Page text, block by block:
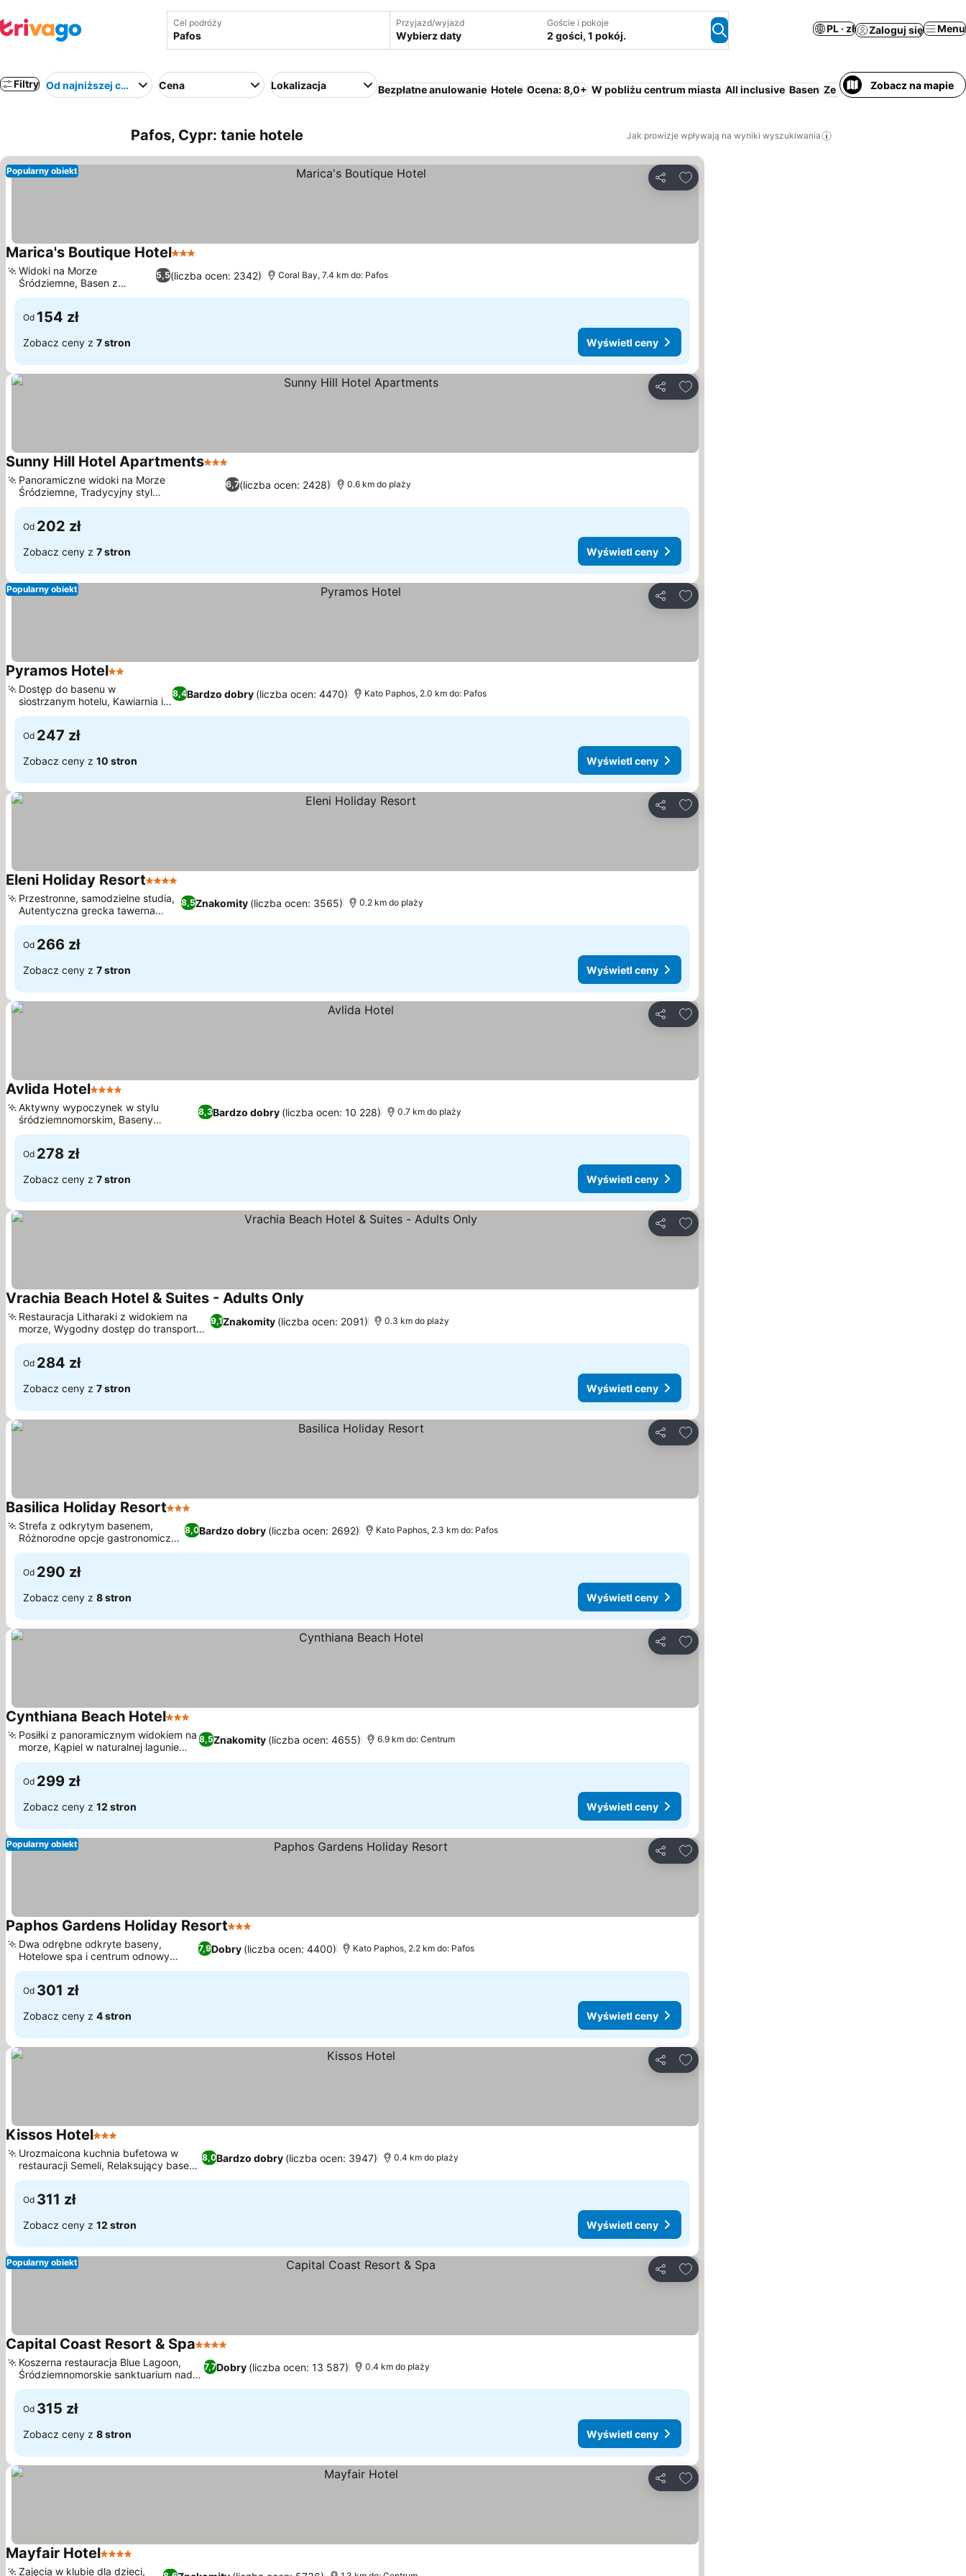
Cel podróży Przyjazd/wyjazd
Wybierz daty
Goście i pokoje
2 gości, 1 pokój.
PL · zł Zaloguj się Menu
Filtry Od najniższej ceny Cena Lokalizacja Bezpłatne anulowanie Hotele Ocena: 8,0+ W pobliżu centrum miasta All inclusive Basen Ze śniadaniem Śniadanie i
Zobacz na mapie
Pafos, Cypr: tanie hotele Jak prowizje wpływają na wyniki wyszukiwania
Udostępnij
Dodaj do ulubionych
Popularny obiekt
Marica's Boutique Hotel3 Kategoria
5,5(liczba ocen: 2342)
Widoki na Morze
Śródziemne, Basen z
leżakami
Coral Bay, 7.4 km do: Pafos
Od 154 zł
Zobacz ceny z 7 stron Wyświetl ceny
Udostępnij
Dodaj do ulubionych
Sunny Hill Hotel Apartments3 Kategoria
6,7(liczba ocen: 2428)
Panoramiczne widoki na Morze
Śródziemne, Tradycyjny styl
architektoniczny Cyklad
0.6 km do plaży
Od 202 zł
Zobacz ceny z 7 stron Wyświetl ceny
Udostępnij
Dodaj do ulubionych
Popularny obiekt
Pyramos Hotel2 Kategoria
8,4Bardzo dobry (liczba ocen: 4470)
Dostęp do basenu w
siostrzanym hotelu, Kawiarnia i
bar na miejscu
Kato Paphos, 2.0 km do: Pafos
Od 247 zł
Zobacz ceny z 10 stron Wyświetl ceny
Udostępnij
Dodaj do ulubionych
Eleni Holiday Resort4 Kategoria
8,5Znakomity (liczba ocen: 3565)
Przestronne, samodzielne studia,
Autentyczna grecka tawerna
Kyklos
0.2 km do plaży
Od 266 zł
Zobacz ceny z 7 stron Wyświetl ceny
Udostępnij
Dodaj do ulubionych
Avlida Hotel4 Kategoria
8,3Bardzo dobry (liczba ocen: 10 228)
Aktywny wypoczynek w stylu
śródziemnomorskim, Baseny
zewnętrzne w stylu laguny
0.7 km do plaży
Od 278 zł
Zobacz ceny z 7 stron Wyświetl ceny
Udostępnij
Dodaj do ulubionych
Vrachia Beach Hotel & Suites - Adults Only
9,1Znakomity (liczba ocen: 2091)
Restauracja Litharaki z widokiem na
morze, Wygodny dostęp do transportu
publicznego
0.3 km do plaży
Od 284 zł
Zobacz ceny z 7 stron Wyświetl ceny
Udostępnij
Dodaj do ulubionych
Basilica Holiday Resort3 Kategoria
8,0Bardzo dobry (liczba ocen: 2692)
Strefa z odkrytym basenem,
Różnorodne opcje gastronomiczne
na miejscu
Kato Paphos, 2.3 km do: Pafos
Od 290 zł
Zobacz ceny z 8 stron Wyświetl ceny
Udostępnij
Dodaj do ulubionych
Cynthiana Beach Hotel3 Kategoria
8,5Znakomity (liczba ocen: 4655)
Posiłki z panoramicznym widokiem na
morze, Kąpiel w naturalnej lagunie
morskiej
6.9 km do: Centrum
Od 299 zł
Zobacz ceny z 12 stron Wyświetl ceny
Udostępnij
Dodaj do ulubionych
Popularny obiekt
Paphos Gardens Holiday Resort3 Kategoria
7,9Dobry (liczba ocen: 4400)
Dwa odrębne odkryte baseny,
Hotelowe spa i centrum odnowy
biologicznej
Kato Paphos, 2.2 km do: Pafos
Od 301 zł
Zobacz ceny z 4 stron Wyświetl ceny
Udostępnij
Dodaj do ulubionych
Kissos Hotel3 Kategoria
8,0Bardzo dobry (liczba ocen: 3947)
Urozmaicona kuchnia bufetowa w
restauracji Semeli, Relaksujący basen
w stylu laguny
0.4 km do plaży
Od 311 zł
Zobacz ceny z 12 stron Wyświetl ceny
Udostępnij
Dodaj do ulubionych
Popularny obiekt
Capital Coast Resort & Spa4 Kategoria
7,7Dobry (liczba ocen: 13 587)
Koszerna restauracja Blue Lagoon,
Śródziemnomorskie sanktuarium nad
morzem
0.4 km do plaży
Od 315 zł
Zobacz ceny z 8 stron Wyświetl ceny
Udostępnij
Dodaj do ulubionych
Mayfair Hotel4 Kategoria
Zajęcia w klubie dla dzieci,